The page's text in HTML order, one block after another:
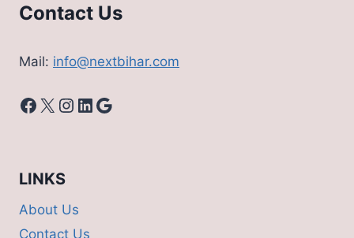
Contact Us
Mail: info@nextbihar.com
Facebook
X Instagram
LinkedIn
Google
LINKS
About Us
Contact Us